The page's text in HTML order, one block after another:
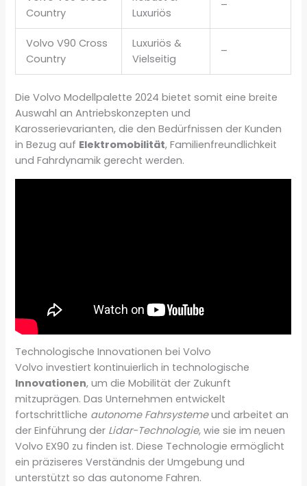
Country
Luxuriös
–
Volvo V90 Cross
Country
Luxuriös &
Vielseitig
–
Die Volvo Modellpalette 2024 bietet somit eine breite
Auswahl an Antriebskonzepten und
Karosserievarianten, die den Bedürfnissen der Kunden
in Bezug auf Elektromobilität, Familienfreundlichkeit
und Fahrdynamik gerecht werden.
Technologische Innovationen bei Volvo
Volvo investiert kontinuierlich in technologische
Innovationen, um die Mobilität der Zukunft
mitzuprägen. Das Unternehmen entwickelt
fortschrittliche autonome Fahrsystemeund arbeitet an
der Einführung der Lidar-Technologie, wie sie im neuen
Volvo EX90 zu finden ist. Diese Technologie ermöglicht
ein präziseres Verständnis der Umgebung und
unterstützt so das autonome Fahren.